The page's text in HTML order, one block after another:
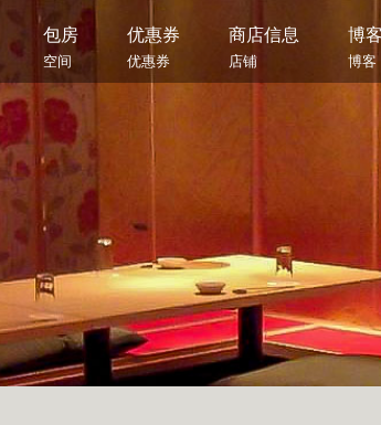
包房
空间
优惠券
优惠券
商店信息
店铺
博客
博客